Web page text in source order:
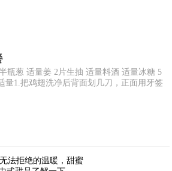
瓶葱 适量姜 2片生抽 适量料酒 适量冰糖 5
量1.把鸡翅洗净后背面划几刀，正面用牙签